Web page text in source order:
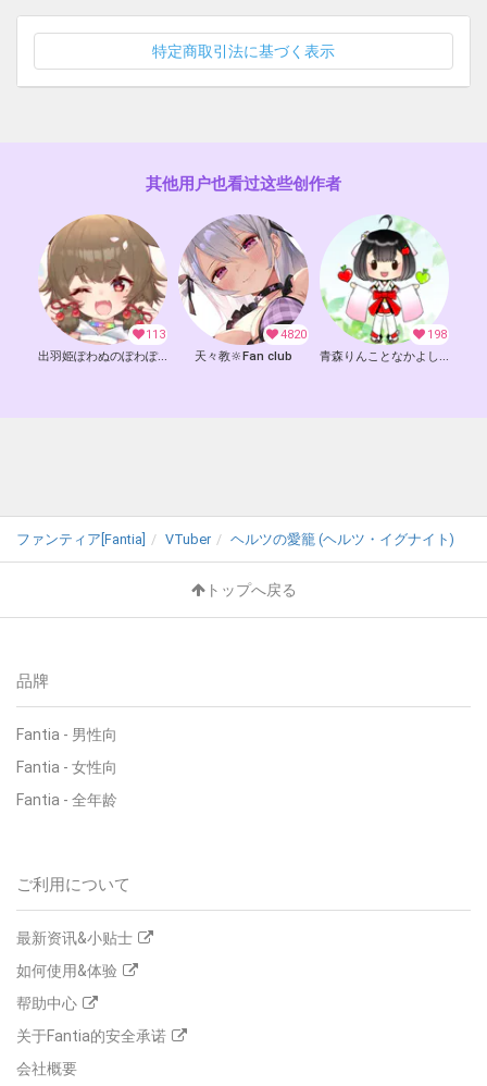
〈活動支援お礼ボイスについて〉
ご支援いただいている方へ向けた、２分間のボイスです。
画像に、直筆メッセージ又は、タレント本人が入力した文字メッ
セージがついたチェキ２枚です。
〈ファンティアについて〉
こちらのサービスでは、ファンティアでの商品の販売目的ではな
く、あくまでお客様への気持ちの特典であり、タレントを支援す
る形となります。
特定商取引法に基づく表示
其他用户也看过这些创作者
113
出羽姫ぽわぬのぽわぽわしてる？🐕
4820
天々教🔆Fan club
198
青森りんことなかよし🚚🍎🍏
ファンティア[Fantia] VTuber ヘルツの愛籠 (ヘルツ・イグナイト)
トップへ戻る
品牌
Fantia - 男性向
Fantia - 女性向
Fantia - 全年龄
ご利用について
最新资讯&小贴士
如何使用&体验
帮助中心
关于Fantia的安全承诺
会社概要